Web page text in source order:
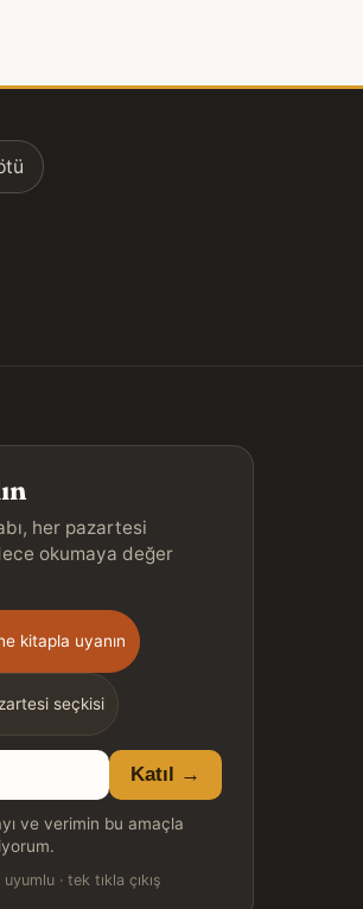
her pazartesi
okumaya değer
kitapla uyanın
seçkisi
Katıl →
ve verimin bu amaçla
· tek tıkla çıkış